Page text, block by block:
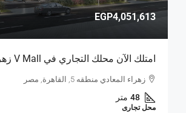
EGP4,051,613
امتلك الآن محلك التجاري في V Mall زهراء المعادي
زهراء المعادي منطقه 5, القاهرة, مصر
48 متر
محل تجارى